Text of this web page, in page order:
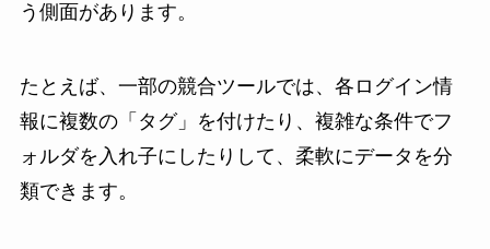
う側面があります。
たとえば、一部の競合ツールでは、各ログイン情
報に複数の「タグ」を付けたり、複雑な条件でフ
ォルダを入れ子にしたりして、柔軟にデータを分
類できます。